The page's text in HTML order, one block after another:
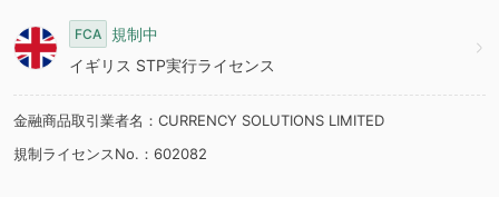
6
FCA
規制中
イギリス STP実行ライセンス
金融商品取引業者名：CURRENCY SOLUTIONS LIMITED
規制ライセンスNo.：602082